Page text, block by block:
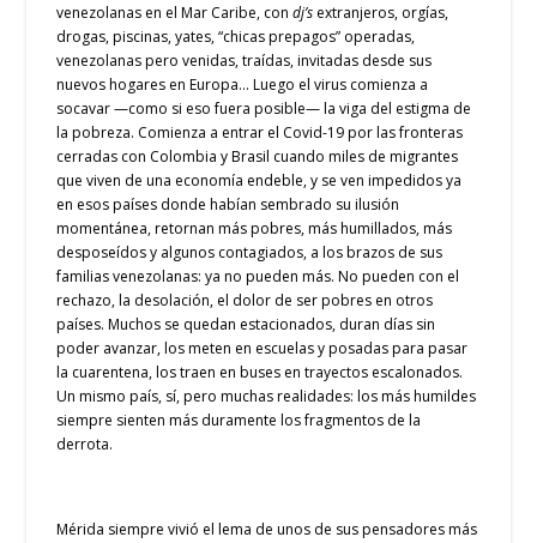
venezolanas en el Mar Caribe, condj’s extranjeros, orgías,
drogas, piscinas, yates, “chicas prepagos” operadas,
venezolanas pero venidas, traídas, invitadas desde sus
nuevos hogares en Europa… Luego el virus comienza a
socavar —como si eso fuera posible— la viga del estigma de
la pobreza. Comienza a entrar el Covid-19 por las fronteras
cerradas con Colombia y Brasil cuando miles de migrantes
que viven de una economía endeble, y se ven impedidos ya
en esos países donde habían sembrado su ilusión
momentánea, retornan más pobres, más humillados, más
desposeídos y algunos contagiados, a los brazos de sus
familias venezolanas: ya no pueden más. No pueden con el
rechazo, la desolación, el dolor de ser pobres en otros
países. Muchos se quedan estacionados, duran días sin
poder avanzar, los meten en escuelas y posadas para pasar
la cuarentena, los traen en buses en trayectos escalonados.
Un mismo país, sí, pero muchas realidades: los más humildes
siempre sienten más duramente los fragmentos de la
derrota.
Mérida siempre vivió el lema de unos de sus pensadores más